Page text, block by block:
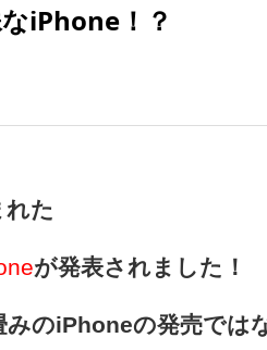
iPhone！？
た
が発表されました！
のiPhoneの発売では